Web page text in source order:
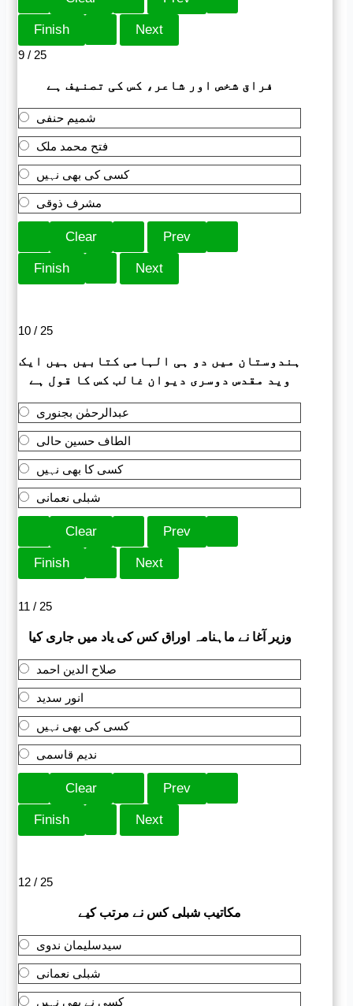
9 / 25
فراق شخص اور شاعر، کس کی تصنیف ہے
شمیم حنفی
فتح محمد ملک
کسی کی بھی نہیں
مشرف ذوقی
10 / 25
ہندوستان میں دو ہی الہامی کتابیں ہیں ایک
وید مقدس دوسری دیوان غالب کس کا قول ہے
عبدالرحمٰن بجنوری
الطاف حسین حالی
کسی کا بھی نہیں
شبلی نعمانی
11 / 25
وزیر آغا نے ماہنامہ اوراق کس کی یاد میں جاری کیا
صلاح الدین احمد
انور سدید
کسی کی بھی نہیں
ندیم قاسمی
12 / 25
مکاتیب شبلی کس نے مرتب کیے
سیدسلیمان ندوی
شبلی نعمانی
کسی نے بھی نہیں